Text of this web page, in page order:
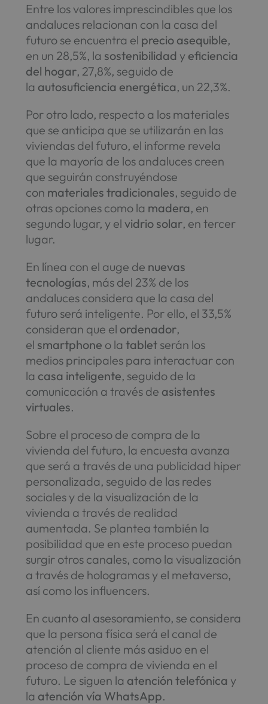
Entre los valores imprescindibles que los
andaluces relacionan con la casa del
futuro se encuentra el precio asequible,
en un 28,5%, la sostenibilidad y eficiencia
del hogar, 27,8%, seguido de
la autosuficiencia energética, un 22,3%.
Por otro lado, respecto a los materiales
que se anticipa que se utilizarán en las
viviendas del futuro, el informe revela
que la mayoría de los andaluces creen
que seguirán construyéndose
con materiales tradicionales, seguido de
otras opciones como la madera, en
segundo lugar, y elvidrio solar, en tercer
lugar.
En línea con el auge de nuevas
tecnologías, más del 23% de los
andaluces considera que la casa del
futuro será inteligente. Por ello, el 33,5%
consideran que el ordenador,
el smartphone o latablet serán los
medios principales para interactuar con
la casa inteligente, seguido de la
comunicación a través de asistentes
virtuales.
Sobre el proceso de compra de la
vivienda del futuro, la encuesta avanza
que será a través de una publicidad hiper
personalizada, seguido de las redes
sociales y de la visualización de la
vivienda a través de realidad
aumentada. Se plantea también la
posibilidad que en este proceso puedan
surgir otros canales, como la visualización
a través de hologramas y el metaverso,
así como los influencers.
En cuanto al asesoramiento, se considera
que la persona física será el canal de
atención al cliente más asiduo en el
proceso de compra de vivienda en el
futuro. Le siguen la atención telefónica y
la atención vía WhatsApp.